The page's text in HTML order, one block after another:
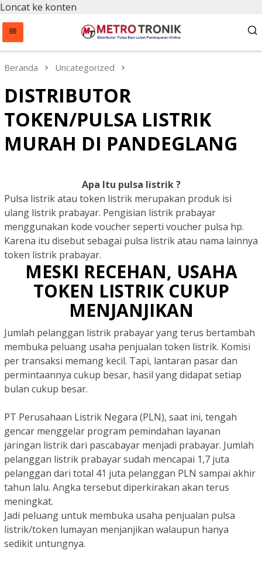
Loncat ke konten
Beranda Uncategorized
DISTRIBUTOR
TOKEN/PULSA LISTRIK
MURAH DI PANDEGLANG
Apa Itu pulsa listrik ?
Pulsa listrik atau token listrik merupakan produk isi
ulang listrik prabayar. Pengisian listrik prabayar
menggunakan kode voucher seperti voucher pulsa hp.
Karena itu disebut sebagai pulsa listrik atau nama lainnya
token listrik prabayar.
MESKI RECEHAN, USAHA
TOKEN LISTRIK CUKUP
MENJANJIKAN
Jumlah pelanggan listrik prabayar yang terus bertambah
membuka peluang usaha penjualan token listrik. Komisi
per transaksi memang kecil. Tapi, lantaran pasar dan
permintaannya cukup besar, hasil yang didapat setiap
bulan cukup besar.
PT Perusahaan Listrik Negara (PLN), saat ini, tengah
gencar menggelar program pemindahan layanan
jaringan listrik dari pascabayar menjadi prabayar. Jumlah
pelanggan listrik prabayar sudah mencapai 1,7 juta
pelanggan dari total 41 juta pelanggan PLN sampai akhir
tahun lalu. Angka tersebut diperkirakan akan terus
meningkat.
Jadi peluang untuk membuka usaha penjualan pulsa
listrik/token lumayan menjanjikan walaupun hanya
sedikit untungnya.